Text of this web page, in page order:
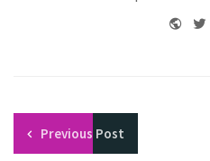
Previous Post